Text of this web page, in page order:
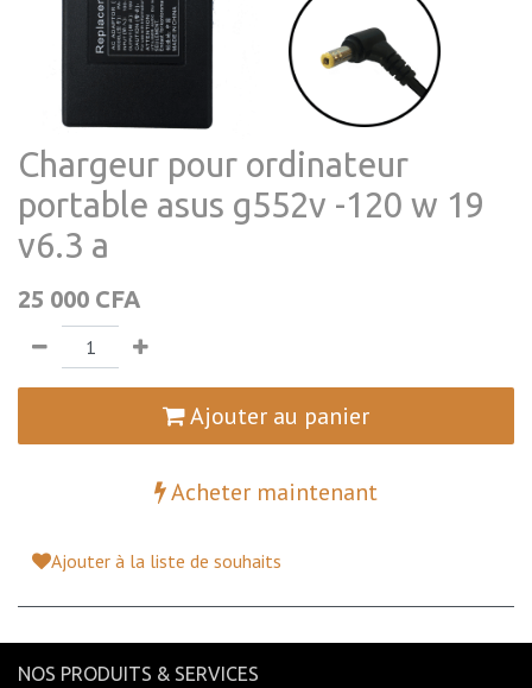
Chargeur pour ordinateur
portable asus g552v -120 w 19
v6.3 a
25 000 CFA
Ajouter au panier
Acheter maintenant
Ajouter à la liste de souhaits
NOS PRODUITS & SERVICES